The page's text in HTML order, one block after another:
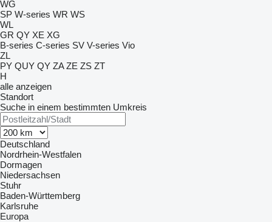
WG
SP W-series WR WS
WL
GR QY XE XG
B-series C-series SV V-series Vio
ZL
PY QUY QY ZA ZE ZS ZT
H
alle anzeigen
Standort
Suche in einem bestimmten Umkreis
Deutschland
Nordrhein-Westfalen
Dormagen
Niedersachsen
Stuhr
Baden-Württemberg
Karlsruhe
Europa